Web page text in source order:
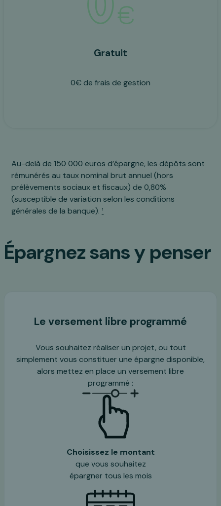
Gratuit
0€ de frais de gestion
Au-delà de 150 000 euros d’épargne, les dépôts sont
rémunérés au taux nominal brut annuel (hors
prélèvements sociaux et fiscaux) de 0,80%
(susceptible de variation selon les conditions
générales de la banque). ¹
Épargnez sans y penser
Le versement libre programmé
Vous souhaitez réaliser un projet, ou tout
simplement vous constituer une épargne disponible,
alors mettez en place un versement libre
programmé :
Choisissez le montant
que vous souhaitez
épargner tous les mois